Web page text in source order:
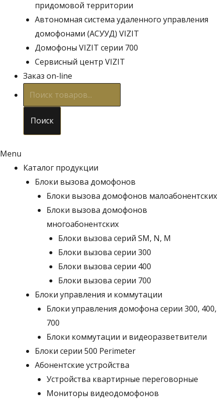
придомовой территории
Автономная система удаленного управления
домофонами (АСУУД) VIZIT
Домофоны VIZIT серии 700
Сервисный центр VIZIT
Заказ on-line
Поиск
товаров
Поиск
Menu
Каталог продукции
Блоки вызова домофонов
Блоки вызова домофонов малоабонентских
Блоки вызова домофонов
многоабонентских
Блоки вызова серий SM, N, M
Блоки вызова серии 300
Блоки вызова серии 400
Блоки вызова серии 700
Блоки управления и коммутации
Блоки управления домофона серии 300, 400,
700
Блоки коммутации и видеоразветвители
Блоки серии 500 Perimeter
Абонентские устройства
Устройства квартирные переговорные
Мониторы видеодомофонов